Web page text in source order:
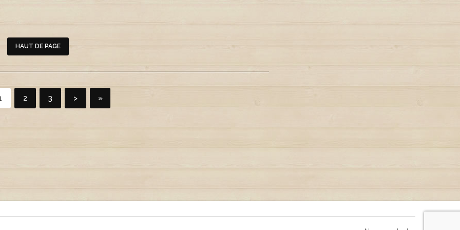
HAUT DE PAGE
2 3 > »